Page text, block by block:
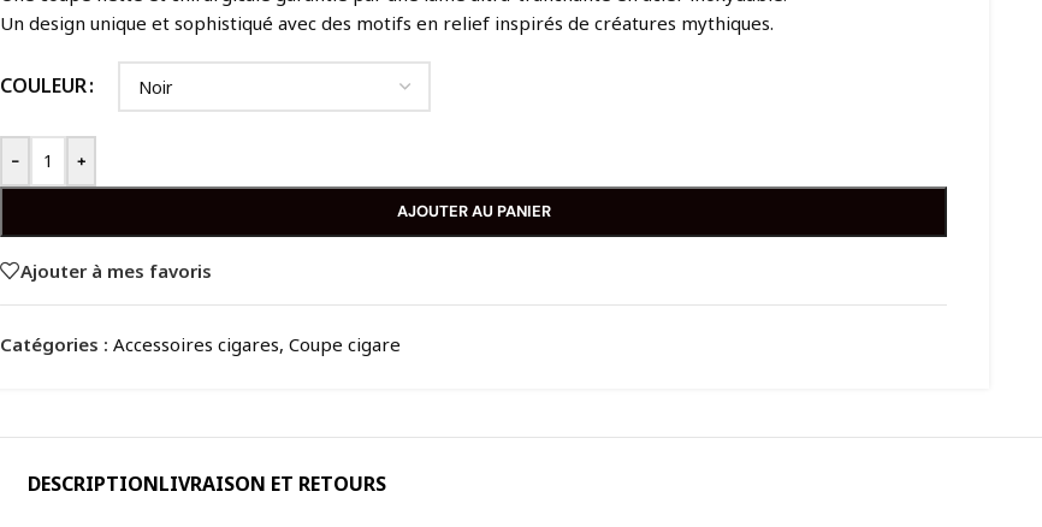
Un design unique et sophistiqué avec des motifs en relief inspirés de créatures mythiques.
COULEUR
- +
AJOUTER AU PANIER
Ajouter à mes favoris
Catégories : Accessoires cigares, Coupe cigare
DESCRIPTIONLIVRAISON ET RETOURS